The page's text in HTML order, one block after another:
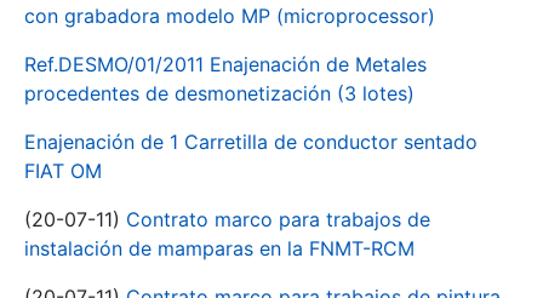
con grabadora modelo MP (microprocessor)
Ref.DESMO/01/2011 Enajenación de Metales
procedentes de desmonetización (3 lotes)
Enajenación de 1 Carretilla de conductor sentado
FIAT OM
(20-07-11) Contrato marco para trabajos de
instalación de mamparas en la FNMT-RCM